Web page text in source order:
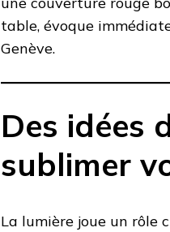
table, évoque
Genève.
Des idées
sublimer
La lumière joue un rôle